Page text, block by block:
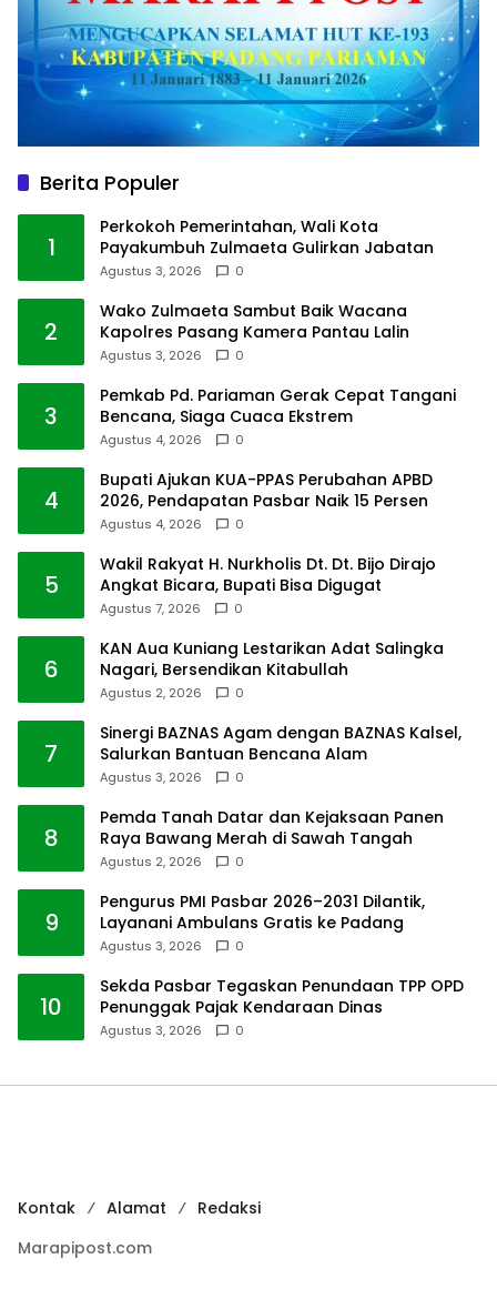
Berita Populer
1
Perkokoh Pemerintahan, Wali Kota
Payakumbuh Zulmaeta Gulirkan Jabatan
Agustus 3, 2026 0
2
Wako Zulmaeta Sambut Baik Wacana
Kapolres Pasang Kamera Pantau Lalin
Agustus 3, 2026 0
3
Pemkab Pd. Pariaman Gerak Cepat Tangani
Bencana, Siaga Cuaca Ekstrem
Agustus 4, 2026 0
4
Bupati Ajukan KUA-PPAS Perubahan APBD
2026, Pendapatan Pasbar Naik 15 Persen
Agustus 4, 2026 0
5
Wakil Rakyat H. Nurkholis Dt. Dt. Bijo Dirajo
Angkat Bicara, Bupati Bisa Digugat
Agustus 7, 2026 0
6
KAN Aua Kuniang Lestarikan Adat Salingka
Nagari, Bersendikan Kitabullah
Agustus 2, 2026 0
7
Sinergi BAZNAS Agam dengan BAZNAS Kalsel,
Salurkan Bantuan Bencana Alam
Agustus 3, 2026 0
8
Pemda Tanah Datar dan Kejaksaan Panen
Raya Bawang Merah di Sawah Tangah
Agustus 2, 2026 0
9
Pengurus PMI Pasbar 2026–2031 Dilantik,
Layanani Ambulans Gratis ke Padang
Agustus 3, 2026 0
10
Sekda Pasbar Tegaskan Penundaan TPP OPD
Penunggak Pajak Kendaraan Dinas
Agustus 3, 2026 0
Kontak Alamat
Redaksi
Marapipost.com